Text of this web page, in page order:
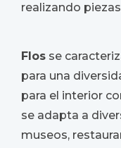
realizando
Flos se
para una
para el interior
se adapta a
museos,